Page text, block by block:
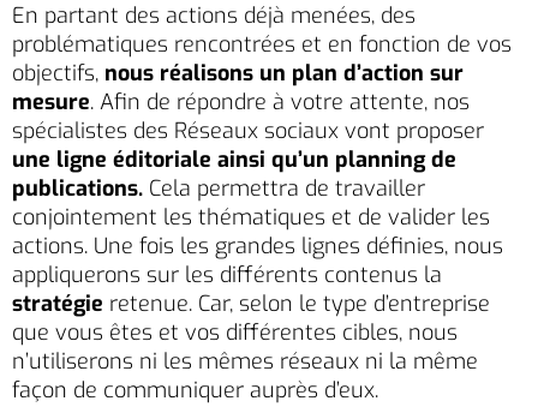
En partant des actions déjà menées, des
problématiques rencontrées et en fonction de vos
objectifs, nous réalisons un plan d’action sur
mesure. Afin de répondre à votre attente, nos
spécialistes des Réseaux sociaux vont proposer
une ligne éditoriale ainsi qu’un planning de
publications. Cela permettra de travailler
conjointement les thématiques et de valider les
actions. Une fois les grandes lignes définies, nous
appliquerons sur les différents contenus la
stratégie retenue. Car, selon le type d’entreprise
que vous êtes et vos différentes cibles, nous
n’utiliserons ni les mêmes réseaux ni la même
façon de communiquer auprès d’eux.